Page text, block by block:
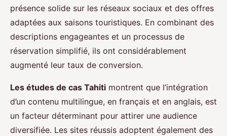
présence solide sur les réseaux sociaux et des offres
adaptées aux saisons touristiques. En combinant des
descriptions engageantes et un processus de
réservation simplifié, ils ont considérablement
augmenté leur taux de conversion.
Les études de cas Tahiti montrent que l’intégration
d’un contenu multilingue, en français et en anglais, est
un facteur déterminant pour attirer une audience
diversifiée. Les sites réussis adoptent également des